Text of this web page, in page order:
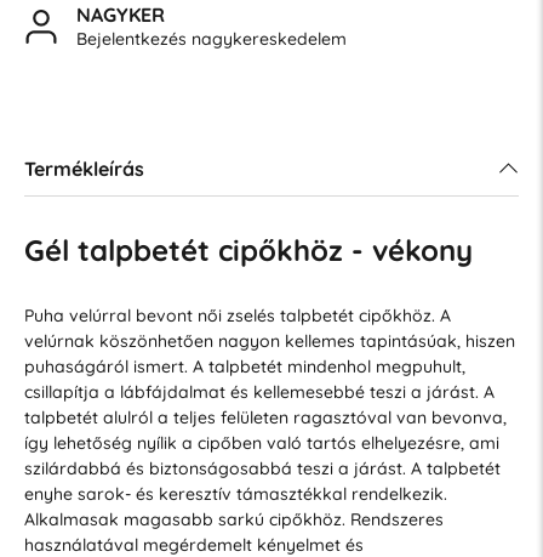
NAGYKER
Bejelentkezés nagykereskedelem
Termékleírás
Gél talpbetét cipőkhöz - vékony
Puha velúrral bevont női zselés talpbetét cipőkhöz. A
velúrnak köszönhetően nagyon kellemes tapintásúak, hiszen
puhaságáról ismert. A talpbetét mindenhol megpuhult,
csillapítja a lábfájdalmat és kellemesebbé teszi a járást. A
talpbetét alulról a teljes felületen ragasztóval van bevonva,
így lehetőség nyílik a cipőben való tartós elhelyezésre, ami
szilárdabbá és biztonságosabbá teszi a járást. A talpbetét
enyhe sarok- és keresztív támasztékkal rendelkezik.
Alkalmasak magasabb sarkú cipőkhöz. Rendszeres
használatával megérdemelt kényelmet és